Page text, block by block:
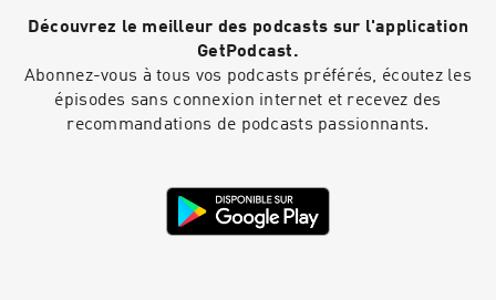
Découvrez le meilleur des podcasts sur l'application
GetPodcast.
Abonnez-vous à tous vos podcasts préférés, écoutez les
épisodes sans connexion internet et recevez des
recommandations de podcasts passionnants.